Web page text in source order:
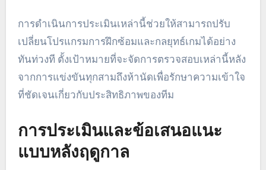
การตรวจสอบประสิทธิภาพกลาง
ฤดูกาล
การตรวจสอบประสิทธิภาพกลางฤดูกาลควรเกิดขึ้น
หลายนัด การตรวจสอบเหล่านี้ช่วยให้ทีมวิเคราะห์
แนวโน้มประสิทธิภาพ การพัฒนาผู้เล่น และ
ประสิทธิภาพเชิงกลยุทธ์ โค้ชสามารถรวบรวมข้อเสนอ